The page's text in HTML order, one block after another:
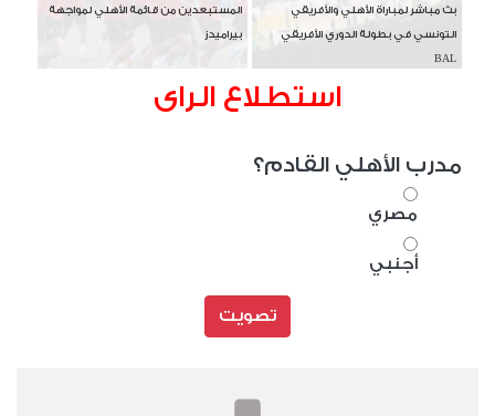
بث مباشر لمباراة الأهلي والأفريقي
التونسي في بطولة الدوري الأفريقي
BAL
المستبعدين من قائمة الأهلي لمواجهة
بيراميدز
استطلاع الراى
مدرب الأهلي القادم؟
مصري
أجنبي
تصويت